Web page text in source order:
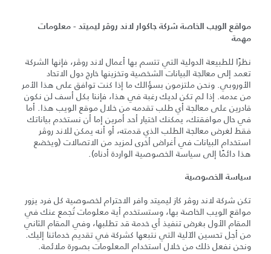
مواقع الويب الخاصة شركة جاكوار لاند روڤر ليميتد - معلومات
مهمة
نظرًا للطبيعة الدولية التي تتسم بها أعمال لاند روڤر، فإنها الشركة
تعمد إلى معالجة البيانات الشخصية وتخزينها خارج دول الاتحاد
الأوروبي. ونحن ملتزمون بسؤالك ما إذا كنت توافق على هذا الأمر
من عدمه. إذا لم تكن لديك رغبة في هذا، فإننا بكل أسف لن نكون
قادرين على معالجة أي طلب تقدمه من خلال موقع الويب هذا. أما
في حال موافقتك، يمكنك اختيار أحد أمرين إما أن نستخدم بياناتك
فقط لغرض معالجة الطلب الذي قدمته، أو أنه يمكن للاند روڤر
استخدام البيانات في أغراض أخرى لمزيد من الاتصالات (ويخضع
هذا دائمًا إلى سياسة الخصوصية الواردة أدناه).
سياسة الخصوصية
تكن شركة لاند روڤر كاز ليميتد وافر الاحترام لخصوصية كل فرد يزور
مواقع الويب الخاصة بها، وستستخدم أية معلومات تُجمع عنك في
المقام الأول بغرض تنفيذ أي خدمة قد تطلبها، وفي المقام الثاني
من أجل تحسين الآلية التي نتبعها كشركة في تقديم خدماتنا إليك.
ونحن نفعل ذلك من خلال استخدام المعلومات بصورة ملائمة.